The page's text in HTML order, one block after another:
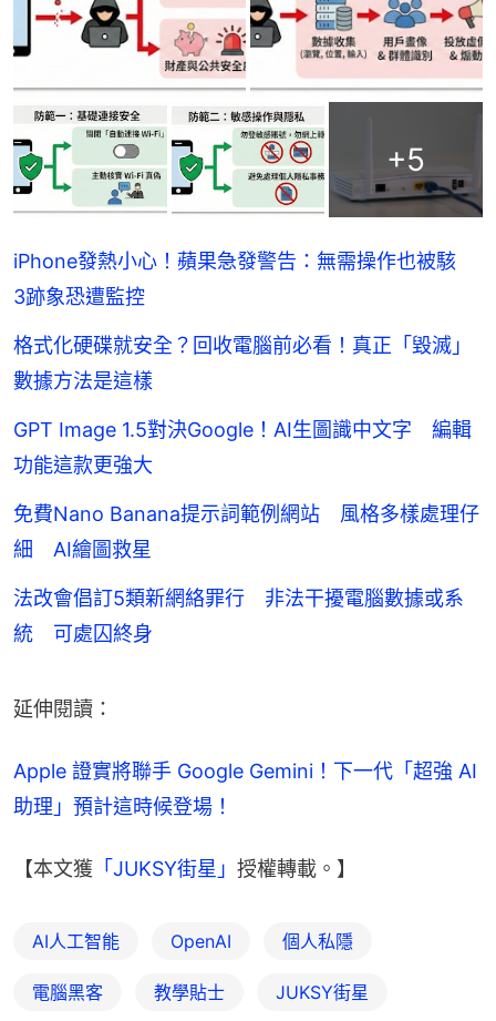
+5
iPhone發熱小心！蘋果急發警告：無需操作也被駭
3跡象恐遭監控
格式化硬碟就安全？回收電腦前必看！真正「毀滅」
數據方法是這樣
GPT Image 1.5對決Google！AI生圖識中文字 編輯
功能這款更強大
免費Nano Banana提示詞範例網站 風格多樣處理仔
細 AI繪圖救星
法改會倡訂5類新網絡罪行 非法干擾電腦數據或系
統 可處囚終身
延伸閱讀：
Apple 證實將聯手 Google Gemini！下一代「超強 AI
助理」預計這時候登場！
【本文獲 「JUKSY街星」 授權轉載。】
AI人工智能 OpenAI 個人私隱
電腦黑客 教學貼士 JUKSY街星